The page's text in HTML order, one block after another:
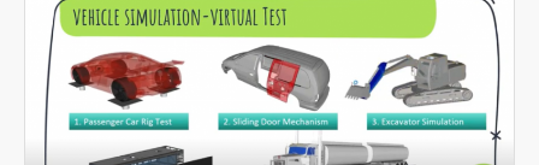
Tháng Ba 2024
Tháng Hai 2024
Tháng Một 2024
Tháng Mười Hai 2023